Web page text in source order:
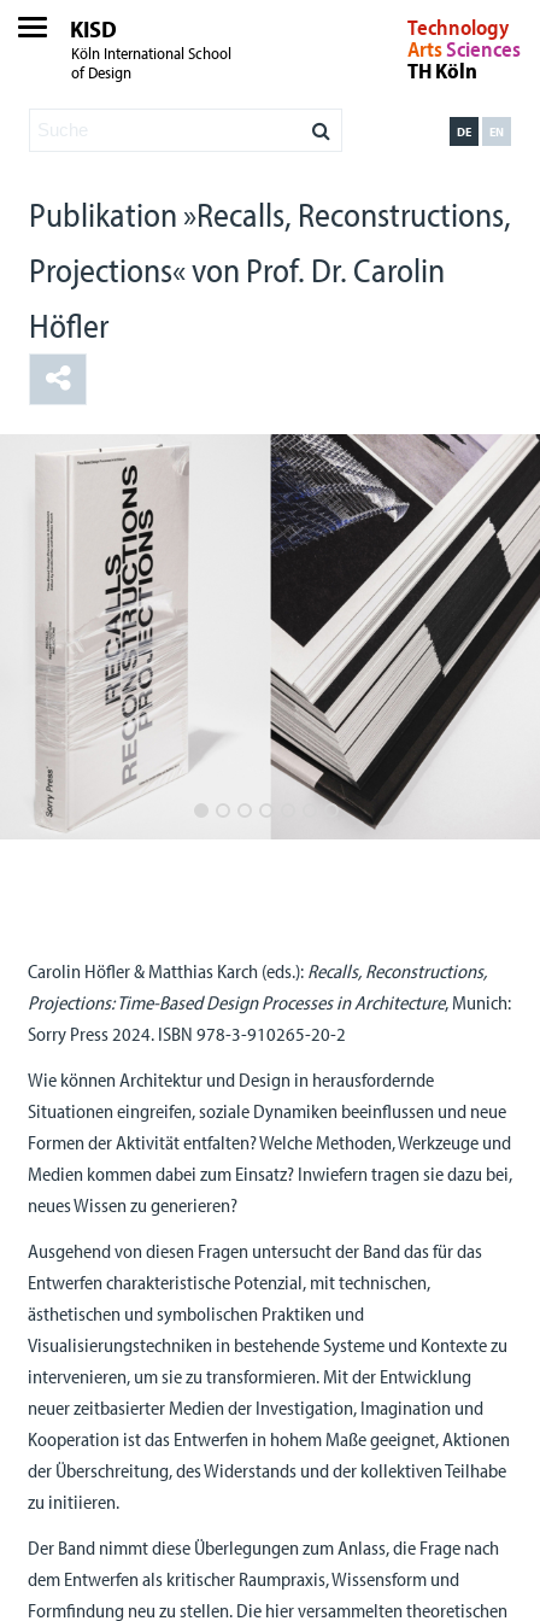
KISD
Köln International School
of Design
Technology
ArtsSciences
TH Köln
EN
DE
Publikation »Recalls, Reconstructions,
Projections« von Prof. Dr. Carolin
Höfler
Carolin Höfler & Matthias Karch (eds.): Recalls, Reconstructions,
Projections: Time-Based Design Processes in Architecture, Munich:
Sorry Press 2024. ISBN 978-3-910265-20-2
Wie können Architektur und Design in herausfordernde
Situationen eingreifen, soziale Dynamiken beeinflussen und neue
Formen der Aktivität entfalten? Welche Methoden, Werkzeuge und
Medien kommen dabei zum Einsatz? Inwiefern tragen sie dazu bei,
neues Wissen zu generieren?
Ausgehend von diesen Fragen untersucht der Band das für das
Entwerfen charakteristische Potenzial, mit technischen,
ästhetischen und symbolischen Praktiken und
Visualisierungstechniken in bestehende Systeme und Kontexte zu
intervenieren, um sie zu transformieren. Mit der Entwicklung
neuer zeitbasierter Medien der Investigation, Imagination und
Kooperation ist das Entwerfen in hohem Maße geeignet, Aktionen
der Überschreitung, des Widerstands und der kollektiven Teilhabe
zu initiieren.
Der Band nimmt diese Überlegungen zum Anlass, die Frage nach
dem Entwerfen als kritischer Raumpraxis, Wissensform und
Formfindung neu zu stellen. Die hier versammelten theoretischen